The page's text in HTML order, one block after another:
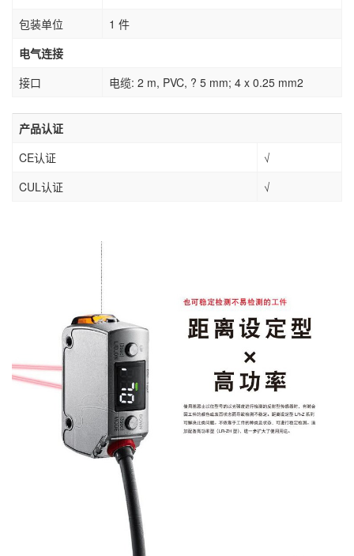
包装单位
1 件
电气连接
接口
电缆: 2 m, PVC, ? 5 mm; 4 x 0.25 mm2
产品认证
CE认证
√
CUL认证
√